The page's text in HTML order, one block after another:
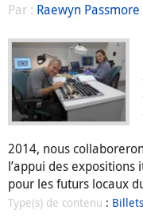
Par : Raewyn Passmore
2014, nous
l’appui des
pour les futurs locaux
Type(s) de contenu :